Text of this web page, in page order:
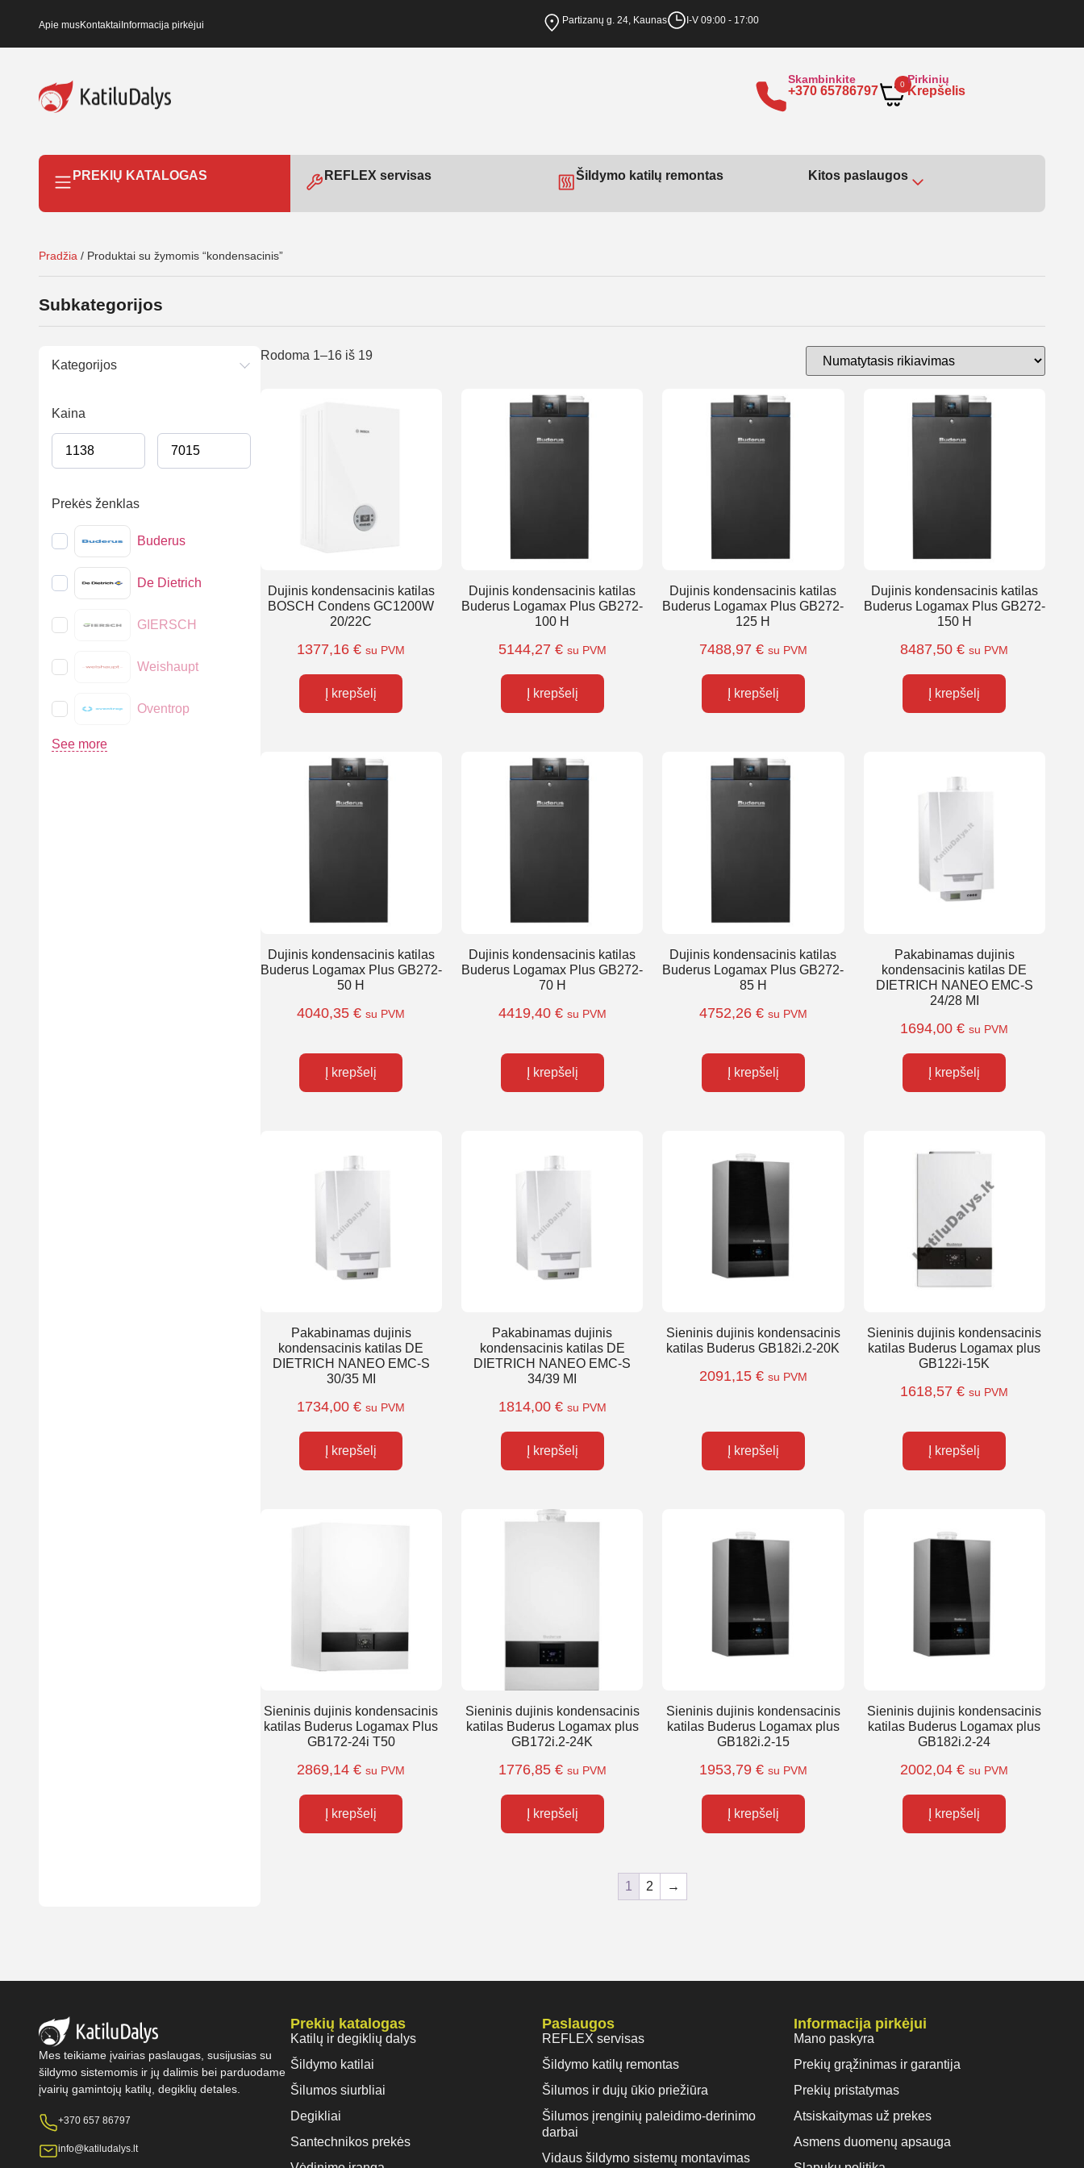
Apie musKontaktaiInformacija pirkėjui Partizanų g. 24, Kaunas I-V 09:00 - 17:00
Skambinkite
+370 65786797 0 Pirkinių
Krepšelis
PREKIŲ KATALOGAS REFLEX servisas Šildymo katilų remontas Kitos paslaugos
Pradžia / Produktai su žymomis “kondensacinis”
Subkategorijos
Kategorijos
Kaina
Prekės ženklas
Buderus
De Dietrich
GIERSCH
Weishaupt
Oventrop
See more
Rodoma 1–16 iš 19
Dujinis kondensacinis katilas
BOSCH Condens GC1200W
20/22C
1377,16€ su PVM
Į krepšelį
Dujinis kondensacinis katilas
Buderus Logamax Plus GB272-
100 H
5144,27 € su PVM
Į krepšelį
Dujinis kondensacinis katilas
Buderus Logamax Plus GB272-
125 H
7488,97 € su PVM
Į krepšelį
Dujinis kondensacinis katilas
Buderus Logamax Plus GB272-
150 H
8487,50€ su PVM
Į krepšelį
Dujinis kondensacinis katilas
Buderus Logamax Plus GB272-
50 H
4040,35€ su PVM
Į krepšelį
Dujinis kondensacinis katilas
Buderus Logamax Plus GB272-
70 H
4419,40 € su PVM
Į krepšelį
Dujinis kondensacinis katilas
Buderus Logamax Plus GB272-
85 H
4752,26 € su PVM
Į krepšelį
Pakabinamas dujinis
kondensacinis katilas DE
DIETRICH NANEO EMC-S
24/28 MI
1694,00€ su PVM
Į krepšelį
Pakabinamas dujinis
kondensacinis katilas DE
DIETRICH NANEO EMC-S
30/35 MI
1734,00€ su PVM
Į krepšelį
Pakabinamas dujinis
kondensacinis katilas DE
DIETRICH NANEO EMC-S
34/39 MI
1814,00 € su PVM
Į krepšelį
Sieninis dujinis kondensacinis
katilas Buderus GB182i.2-20K
2091,15 € su PVM
Į krepšelį
Sieninis dujinis kondensacinis
katilas Buderus Logamax plus
GB122i-15K
1618,57€ su PVM
Į krepšelį
Sieninis dujinis kondensacinis
katilas Buderus Logamax Plus
GB172-24i T50
2869,14€ su PVM
Į krepšelį
Sieninis dujinis kondensacinis
katilas Buderus Logamax plus
GB172i.2-24K
1776,85 € su PVM
Į krepšelį
Sieninis dujinis kondensacinis
katilas Buderus Logamax plus
GB182i.2-15
1953,79 € su PVM
Į krepšelį
Sieninis dujinis kondensacinis
katilas Buderus Logamax plus
GB182i.2-24
2002,04€ su PVM
Į krepšelį
1 2 →
Mes teikiame įvairias paslaugas, susijusias su
šildymo sistemomis ir jų dalimis bei parduodame
įvairių gamintojų katilų, degiklių detales.
+370 657 86797
info@katiludalys.lt
Prekių katalogas
Katilų ir degiklių dalys
Šildymo katilai
Šilumos siurbliai
Degikliai
Santechnikos prekės
Paslaugos
REFLEX servisas
Šildymo katilų remontas
Šilumos ir dujų ūkio priežiūra
Šilumos įrenginių paleidimo-derinimo
darbai
Vidaus šildymo sistemų montavimas
Informacija pirkėjui
Mano paskyra
Prekių grąžinimas ir garantija
Prekių pristatymas
Atsiskaitymas už prekes
Asmens duomenų apsauga